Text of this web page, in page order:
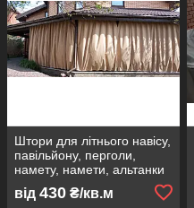
Штори для літнього навісу,
павільйону, перголи,
намету, намети, альтанки
від 430 ₴/кв.м